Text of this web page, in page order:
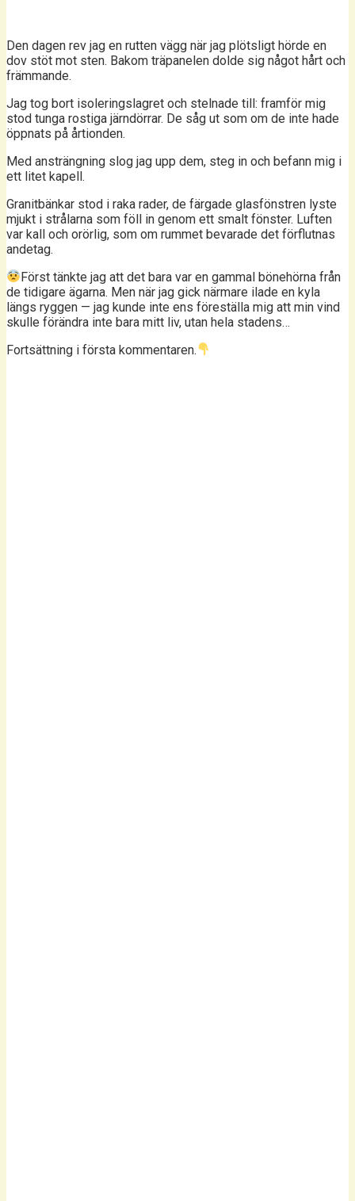
Den dagen rev jag en rutten vägg när jag plötsligt hörde en
dov stöt mot sten. Bakom träpanelen dolde sig något hårt och
främmande.
Jag tog bort isoleringslagret och stelnade till: framför mig
stod tunga rostiga järndörrar. De såg ut som om de inte hade
öppnats på årtionden.
Med ansträngning slog jag upp dem, steg in och befann mig i
ett litet kapell.
Granitbänkar stod i raka rader, de färgade glasfönstren lyste
mjukt i strålarna som föll in genom ett smalt fönster. Luften
var kall och orörlig, som om rummet bevarade det förflutnas
andetag.
Först tänkte jag att det bara var en gammal bönehörna från
de tidigare ägarna. Men när jag gick närmare ilade en kyla
längs ryggen — jag kunde inte ens föreställa mig att min vind
skulle förändra inte bara mitt liv, utan hela stadens…
Fortsättning i första kommentaren.